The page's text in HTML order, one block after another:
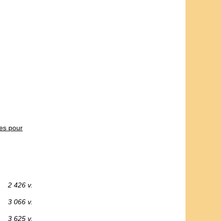
pour
2 426 v.
3 066 v.
3 625 v.